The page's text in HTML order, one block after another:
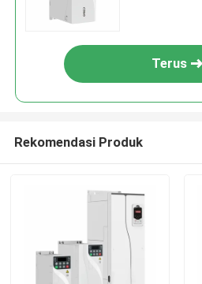
Terus
Rekomendasi Produk